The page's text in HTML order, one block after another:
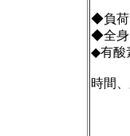
◆負荷
◆全身
◆有酸
時間